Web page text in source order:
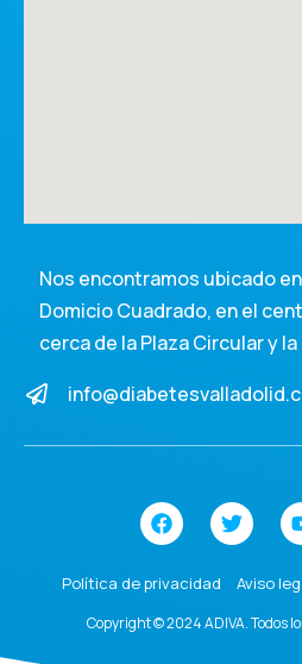
Nos encontramos ubicado
Domicio Cuadrado, en el
cerca de la Plaza Circular y la
Política de privacidad Aviso
Copyright © 2024 ADIVA. Todos